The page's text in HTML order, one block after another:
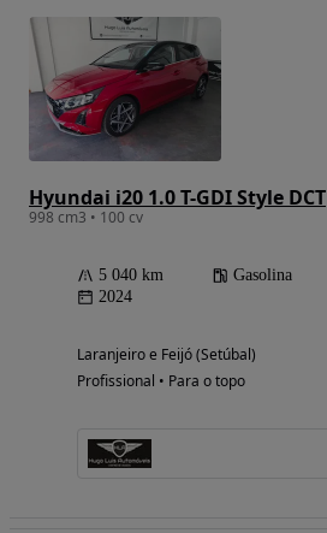
Hyundai i20 1.0 T-GDI Style DCT
998 cm3 • 100 cv
5 040 km Gasolina
2024
Laranjeiro e Feijó (Setúbal)
Profissional • Para o topo